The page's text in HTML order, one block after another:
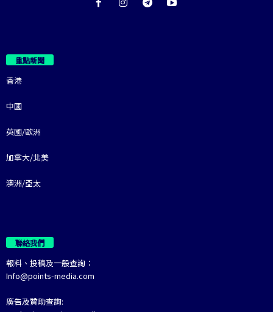
重點新聞
香港
中國
英國/歐洲
加拿大/北美
澳洲/亞太
聯絡我們
報料、投稿及一般查詢：
Info@points-media.com
廣告及贊助查詢: